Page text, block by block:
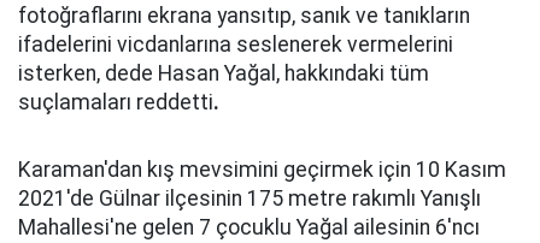
fotoğraflarını ekrana yansıtıp, sanık ve tanıkların
ifadelerini vicdanlarına seslenerek vermelerini
isterken, dede Hasan Yağal, hakkındaki tüm
suçlamaları reddetti.
Karaman'dan kış mevsimini geçirmek için 10 Kasım
2021'de Gülnar ilçesinin 175 metre rakımlı Yanışlı
Mahallesi'ne gelen 7 çocuklu Yağal ailesinin 6'ncı